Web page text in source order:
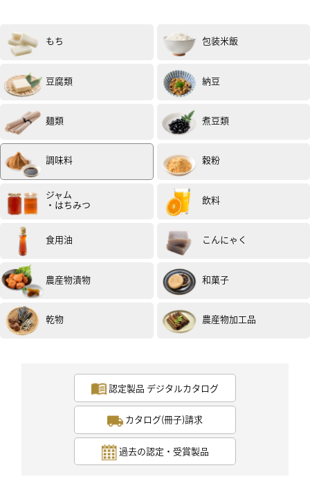
女性 ★★★★★
お味は大変美味しいです。
今回はかぼちゃの煮物とあずきを合わせてみました。
この「たまり」がとても良い味を出してくれました。
投稿日：2020年10月31日（試食モニター）
もち 包装米飯
豆腐類 納豆
麺類 煮豆類
調味料 穀粉
ジャム
・はちみつ 飲料
食用油 こんにゃく
農産物漬物 和菓子
乾物 農産物加工品
認定製品 デジタルカタログ
カタログ(冊子)請求
過去の認定・受賞製品